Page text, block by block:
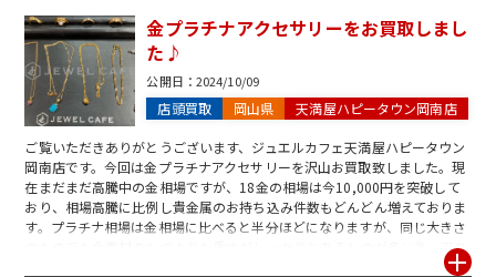
せんが貴金属の売却をお考えの方は今の相場でどのくらいになるか、一度
当店の無料査定へお持ち込みください!金プラチナアクセサリーをお買取しまし
た♪
公開日： 2024/10/09
店頭買取 岡山県 天満屋ハピータウン岡南店
ご覧いただきありがとうございます、ジュエルカフェ天満屋ハピータウン
岡南店です。今回は金プラチナアクセサリーを沢山お買取致しました。現
在まだまだ高騰中の金相場ですが、18金の相場は今10,000円を突破して
おり、相場高騰に比例し貴金属のお持ち込み件数もどんどん増えておりま
す。プラチナ相場は金相場に比べると半分ほどになりますが、同じ大きさ
のものでも金素材のものよりも重さがしっかりとあるものが多い為、アク
セサリーであってもかなりのお値段になるものがございます。また貴金属